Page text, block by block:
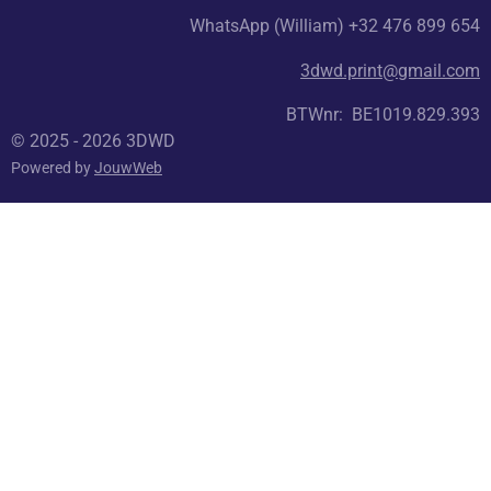
WhatsApp (William) +32 476 899 654
3dwd.print@gmail.com
BTWnr: BE1019.829.393
© 2025 - 2026 3DWD
Powered byJouwWeb